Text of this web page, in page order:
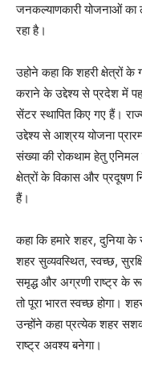
जनकल्याणकारी योजनाओं का
रहा है।
उहोने कहा कि शहरी क्षेत्रों के
कराने के उद्देश्य से प्रदेश में
सेंटर स्थापित किए गए हैं।
उद्देश्य से आश्रय योजना
संख्या की रोकथाम हेतु
क्षेत्रों के विकास और प्रदूषण
हैं।
कहा कि हमारे शहर, दुनिया
शहर सुव्यवस्थित, स्वच्छ,
समृद्ध और अग्रणी राष्ट्र के
तो पूरा भारत स्वच्छ होगा।
उन्होंने कहा प्रत्येक शहर
राष्ट्र अवश्य बनेगा।